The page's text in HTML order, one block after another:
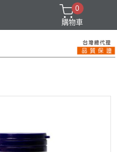
0
購物車